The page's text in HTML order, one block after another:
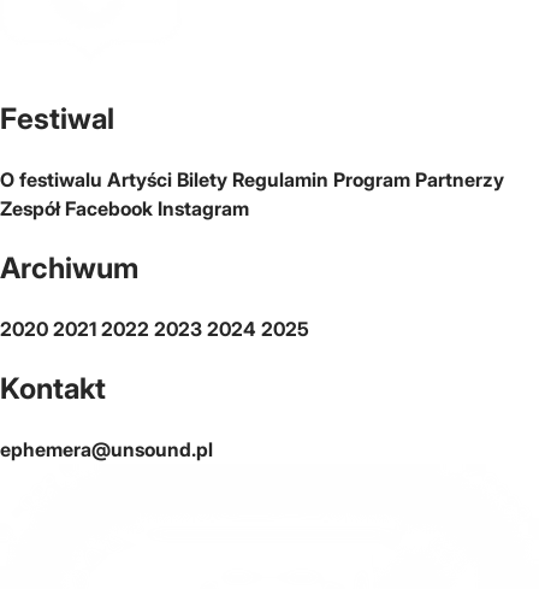
Festiwal
O festiwalu Artyści Bilety Regulamin Program Partnerzy
Zespół Facebook Instagram
Archiwum
2020 2021 2022 2023 2024 2025
Kontakt
ephemera@unsound.pl